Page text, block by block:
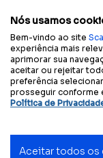
accesible:
Início
Nós usamos
Bem-vindo ao site
experiência mais
aprimorar sua
aceitar ou rejeitar
preferência
prosseguir conforme
Política de
Aceitar todos os